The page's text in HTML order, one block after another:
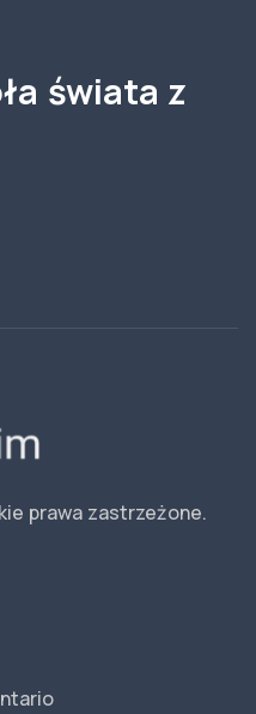
świata z
prawa zastrzeżone.